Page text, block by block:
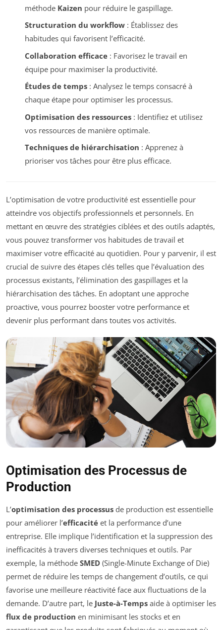
méthode Kaizen pour réduire le gaspillage.
Structuration du workflow: Établissez des
habitudes qui favorisent l’efficacité.
Collaboration efficace: Favorisez le travail en
équipe pour maximiser la productivité.
Études de temps: Analysez le temps consacré à
chaque étape pour optimiser les processus.
Optimisation des ressources: Identifiez et utilisez
vos ressources de manière optimale.
Techniques de hiérarchisation : Apprenez à
prioriser vos tâches pour être plus efficace.
L’optimisation de votre productivité est essentielle pour
atteindre vos objectifs professionnels et personnels. En
mettant en œuvre des stratégies ciblées et des outils adaptés,
vous pouvez transformer vos habitudes de travail et
maximiser votre efficacité au quotidien. Pour y parvenir, il est
crucial de suivre des étapes clés telles que l’évaluation des
processus existants, l’élimination des gaspillages et la
hiérarchisation des tâches. En adoptant une approche
proactive, vous pourrez booster votre performance et
devenir plus performant dans toutes vos activités.
Optimisation des Processus de
Production
L’optimisation des processus de production est essentielle
pour améliorer l’efficacité et la performance d’une
entreprise. Elle implique l’identification et la suppression des
inefficacités à travers diverses techniques et outils. Par
exemple, la méthode SMED (Single-Minute Exchange of Die)
permet de réduire les temps de changement d’outils, ce qui
favorise une meilleure réactivité face aux fluctuations de la
demande. D’autre part, le Juste-à-Temps aide à optimiser les
flux de production en minimisant les stocks et en